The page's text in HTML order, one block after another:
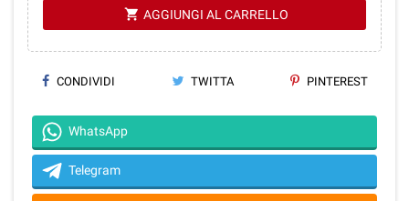
shopping_cart AGGIUNGI AL CARRELLO
CONDIVIDI TWITTA PINTEREST
WhatsApp
Telegram